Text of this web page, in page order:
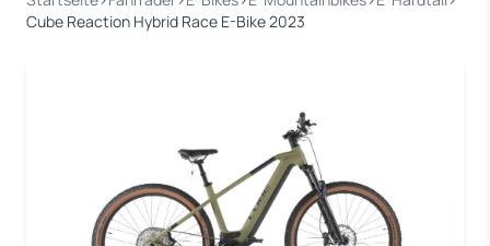
Cube Reaction Hybrid Race E-Bike 2023